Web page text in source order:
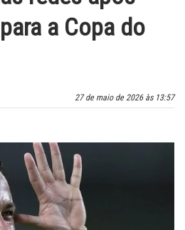
a Copa do
27 de maio de 2026 às 13:57